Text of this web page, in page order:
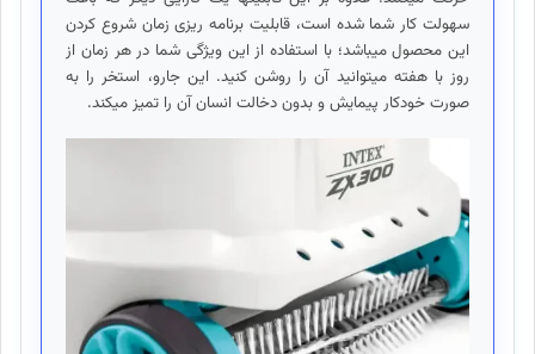
سهولت کار شما شده است، قابلیت برنامه ریزی زمان شروع کردن
این محصول میباشد؛ با استفاده از این ویژگی شما در هر زمان از
روز با هفته میتوانید آن را روشن کنید. این جارو، استخر را به
صورت خودکار پیمایش و بدون دخالت انسان آن را تمیز میکند.